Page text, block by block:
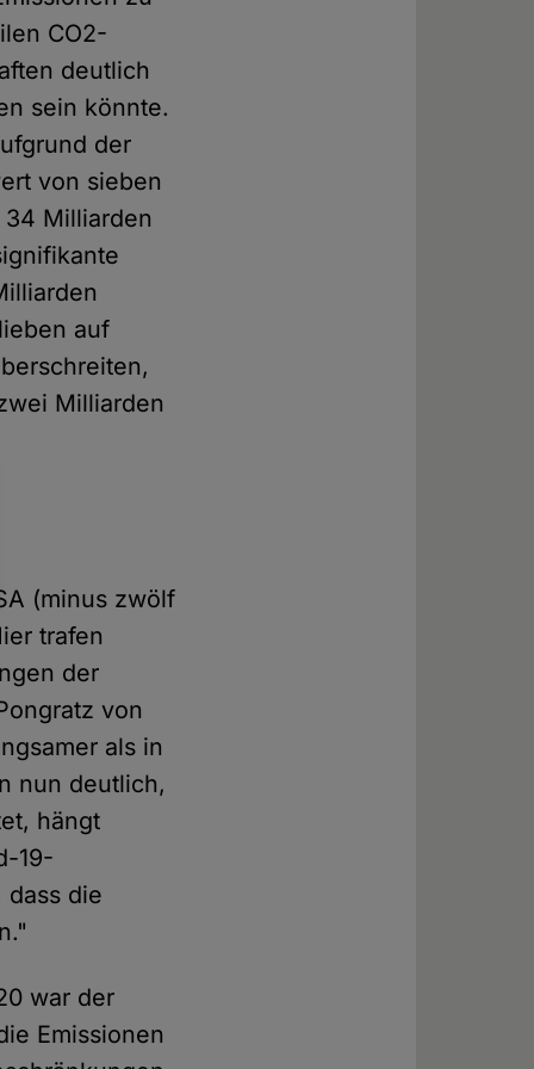
CO2-
deutlich
sein könnte.
der
von sieben
Milliarden
auf
Milliarden
(minus zwölf
trafen
der
von
als in
nun deutlich,
hängt
19-
dass die
war der
Emissionen